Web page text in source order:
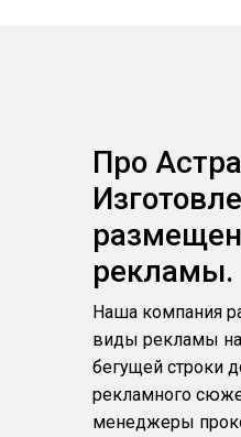
Про
рекламы.
Наша компания
виды рекламы на
бегущей строки
рекламного
менеджеры